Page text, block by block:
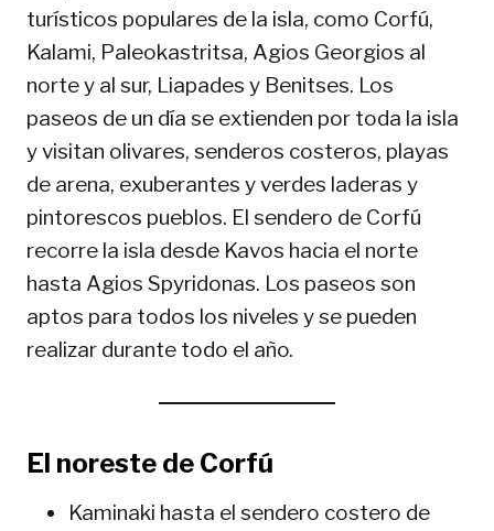
turísticos populares de la isla, como Corfú,
Kalami, Paleokastritsa, Agios Georgios al
norte y al sur, Liapades y Benitses. Los
paseos de un día se extienden por toda la isla
y visitan olivares, senderos costeros, playas
de arena, exuberantes y verdes laderas y
pintorescos pueblos. El sendero de Corfú
recorre la isla desde Kavos hacia el norte
hasta Agios Spyridonas. Los paseos son
aptos para todos los niveles y se pueden
realizar durante todo el año.
El noreste de Corfú
Kaminaki hasta el sendero costero de